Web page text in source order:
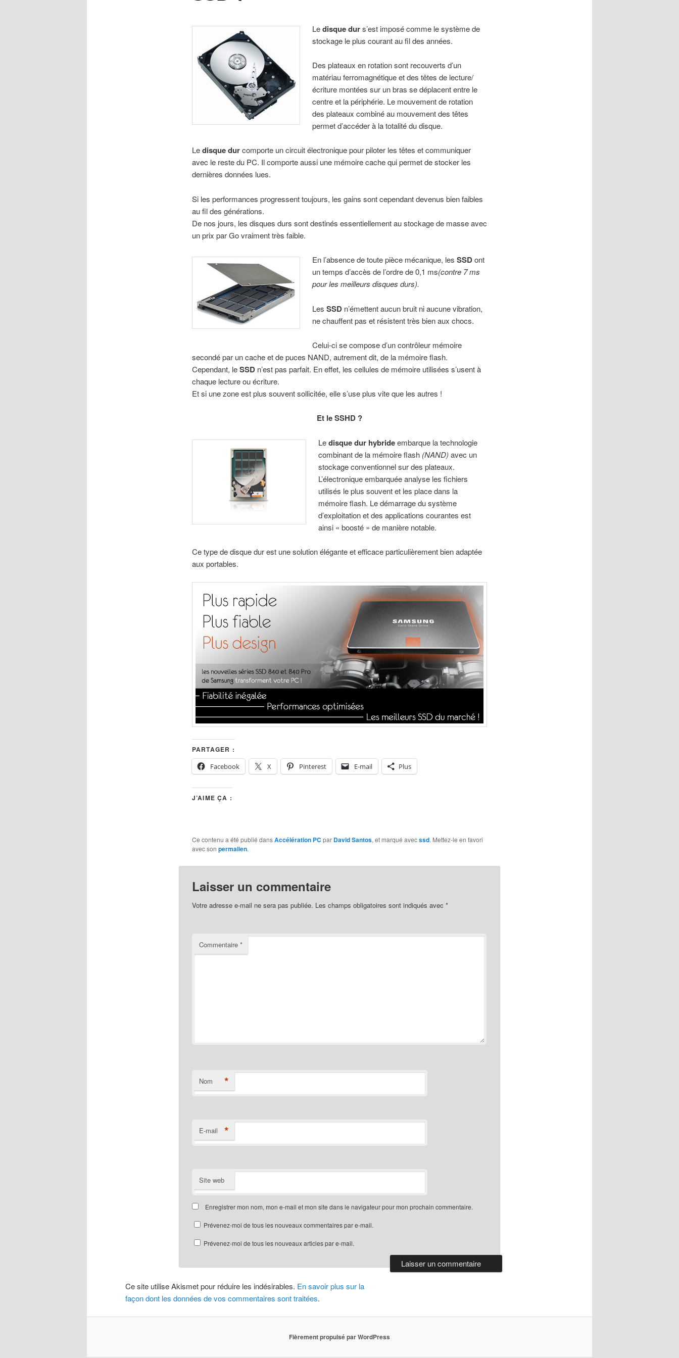
Ledisque durs’est imposé comme le système de
stockage le plus courant au fil des années.
Des plateaux en rotation sont recouverts d’un
matériau ferromagnétique et des têtes de lecture/
écriture montées sur un bras se déplacent entre le
centre et la périphérie. Le mouvement de rotation
des plateaux combiné au mouvement des têtes
permet d’accéder à la totalité du disque.
Ledisque durcomporte un circuit électronique pour piloter les têtes et communiquer
avec le reste du PC. Il comporte aussi une mémoire cache qui permet de stocker les
dernières données lues.
Si les performances progressent toujours, les gains sont cependant devenus bien faibles
au fil des générations.
De nos jours, les disques durs sont destinés essentiellement au stockage de masse avec
un prix par Go vraiment très faible.
En l’absence de toute pièce mécanique, lesSSDont
un temps d’accès de l’ordre de 0,1 ms(contre 7 ms
pour les meilleurs disques durs).
LesSSD n’émettent aucun bruit ni aucune vibration,
ne chauffent pas et résistent très bien aux chocs.
Celui-ci se compose d’un contrôleur mémoire
secondé par un cache et de puces NAND, autrement dit, de la mémoire flash.
Cependant, leSSDn’est pas parfait. En effet, les cellules de mémoire utilisées s’usent à
chaque lecture ou écriture.
Et si une zone est plus souvent sollicitée, elle s’use plus vite que les autres !
Et le SSHD ?
Ledisque dur hybrideembarque la technologie
combinant de la mémoire flash (NAND) avec un
stockage conventionnel sur des plateaux.
L’électronique embarquée analyse les fichiers
utilisés le plus souvent et les place dans la
mémoire flash. Le démarrage du système
d’exploitation et des applications courantes est
ainsi « boosté » de manière notable.
Ce type de disque dur est une solution élégante et efficace particulièrement bien adaptée
aux portables.
PARTAGER :
Facebook
X Pinterest E-mail Plus
J’AIME ÇA :
Ce contenu a été publié dansAccélération PC par David Santos, et marqué avecssd. Mettez-le en favori
avec son permalien.
Laisser un commentaire
Votre adresse e-mail ne sera pas publiée. Les champs obligatoires sont indiqués avec *
Commentaire *
Nom *
E-mail *
Site web
Enregistrer mon nom, mon e-mail et mon site dans le navigateur pour mon prochain commentaire.
Prévenez-moi de tous les nouveaux commentaires par e-mail.
Prévenez-moi de tous les nouveaux articles par e-mail.
Ce site utilise Akismet pour réduire les indésirables. En savoir plus sur la
façon dont les données de vos commentaires sont traitées.
Fièrement propulsé par WordPress